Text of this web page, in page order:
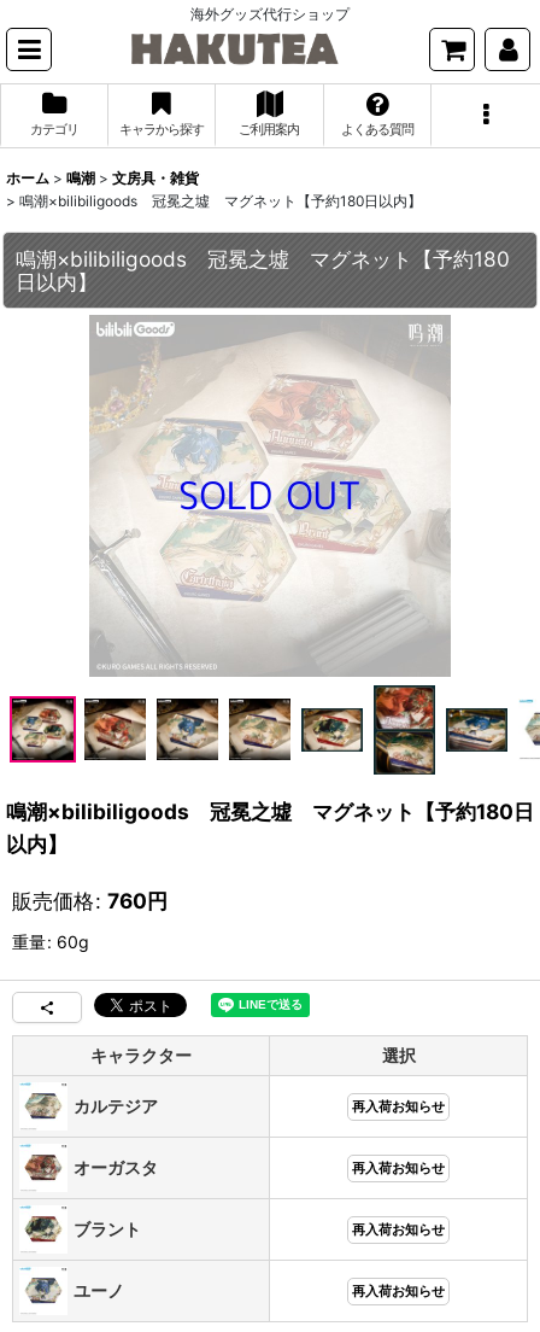
海外グッズ代行ショップ
カテゴリ キャラから探す ご利用案内 よくある質問
ホーム > 鳴潮 > 文房具・雑貨
> 鳴潮×bilibiligoods 冠冕之墟 マグネット【予約180日以内】
鳴潮×bilibiligoods 冠冕之墟 マグネット【予約180
日以内】
鳴潮×bilibiligoods 冠冕之墟 マグネット【予約180日
以内】
販売価格: 760円
重量: 60g
キャラクター 選択
カルテジア 再入荷お知らせ
オーガスタ 再入荷お知らせ
ブラント 再入荷お知らせ
ユーノ 再入荷お知らせ